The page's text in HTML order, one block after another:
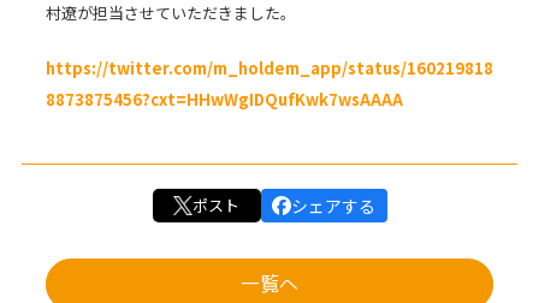
村遼が担当させていただきました。
https://twitter.com/m_holdem_app/status/160219818
8873875456?cxt=HHwWgIDQufKwk7wsAAAA
ポスト シェアする
一覧へ